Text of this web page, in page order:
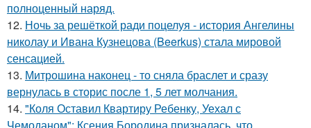
полноценный наряд.
12. Ночь за решёткой ради поцелуя - история Ангелины
николау и Ивана Кузнецова (Beerkus) стала мировой
сенсацией.
13. Митрошина наконец - то сняла браслет и сразу
вернулась в сторис после 1, 5 лет молчания.
14. "Коля Оставил Квартиру Ребенку, Уехал с
Чемоданом": Ксения Бородина призналась, что